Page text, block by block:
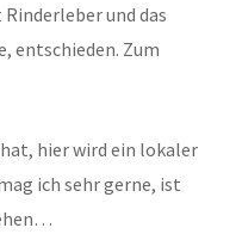
und das
entschieden. Zum
hier wird ein lokaler
ich sehr gerne, ist